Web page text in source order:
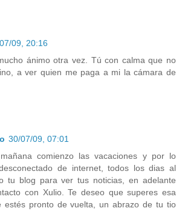
09, 20:16
ánimo otra vez. Tú con calma que no
a ver quien me paga a mi la cámara de
30/07/09, 07:01
comienzo las vacaciones y por lo
de internet, todos los dias al
tu blog para ver tus noticias, en adelante
con Xulio. Te deseo que superes esa
estés pronto de vuelta, un abrazo de tu tio